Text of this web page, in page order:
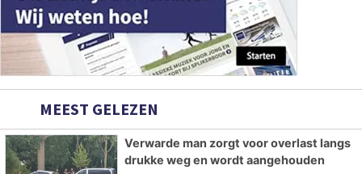
MEEST GELEZEN
Verwarde man zorgt voor overlast langs
drukke weg en wordt aangehouden